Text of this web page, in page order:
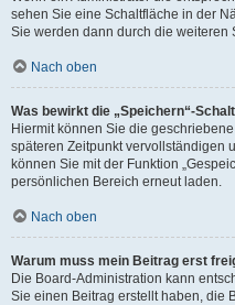
sehen Sie eine Schaltfläche in der
Sie werden dann durch die weiteren
Nach oben
Was bewirkt die „Speichern“-
Hiermit können Sie die
späteren Zeitpunkt vervollständigen
können Sie mit der Funktion
persönlichen Bereich erneut laden.
Nach oben
Warum muss mein Beitrag erst
Die Board-Administration kann
Sie einen Beitrag erstellt haben, die